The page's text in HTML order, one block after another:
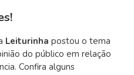
Leiturinha postou o tema
do público em relação
Confira alguns